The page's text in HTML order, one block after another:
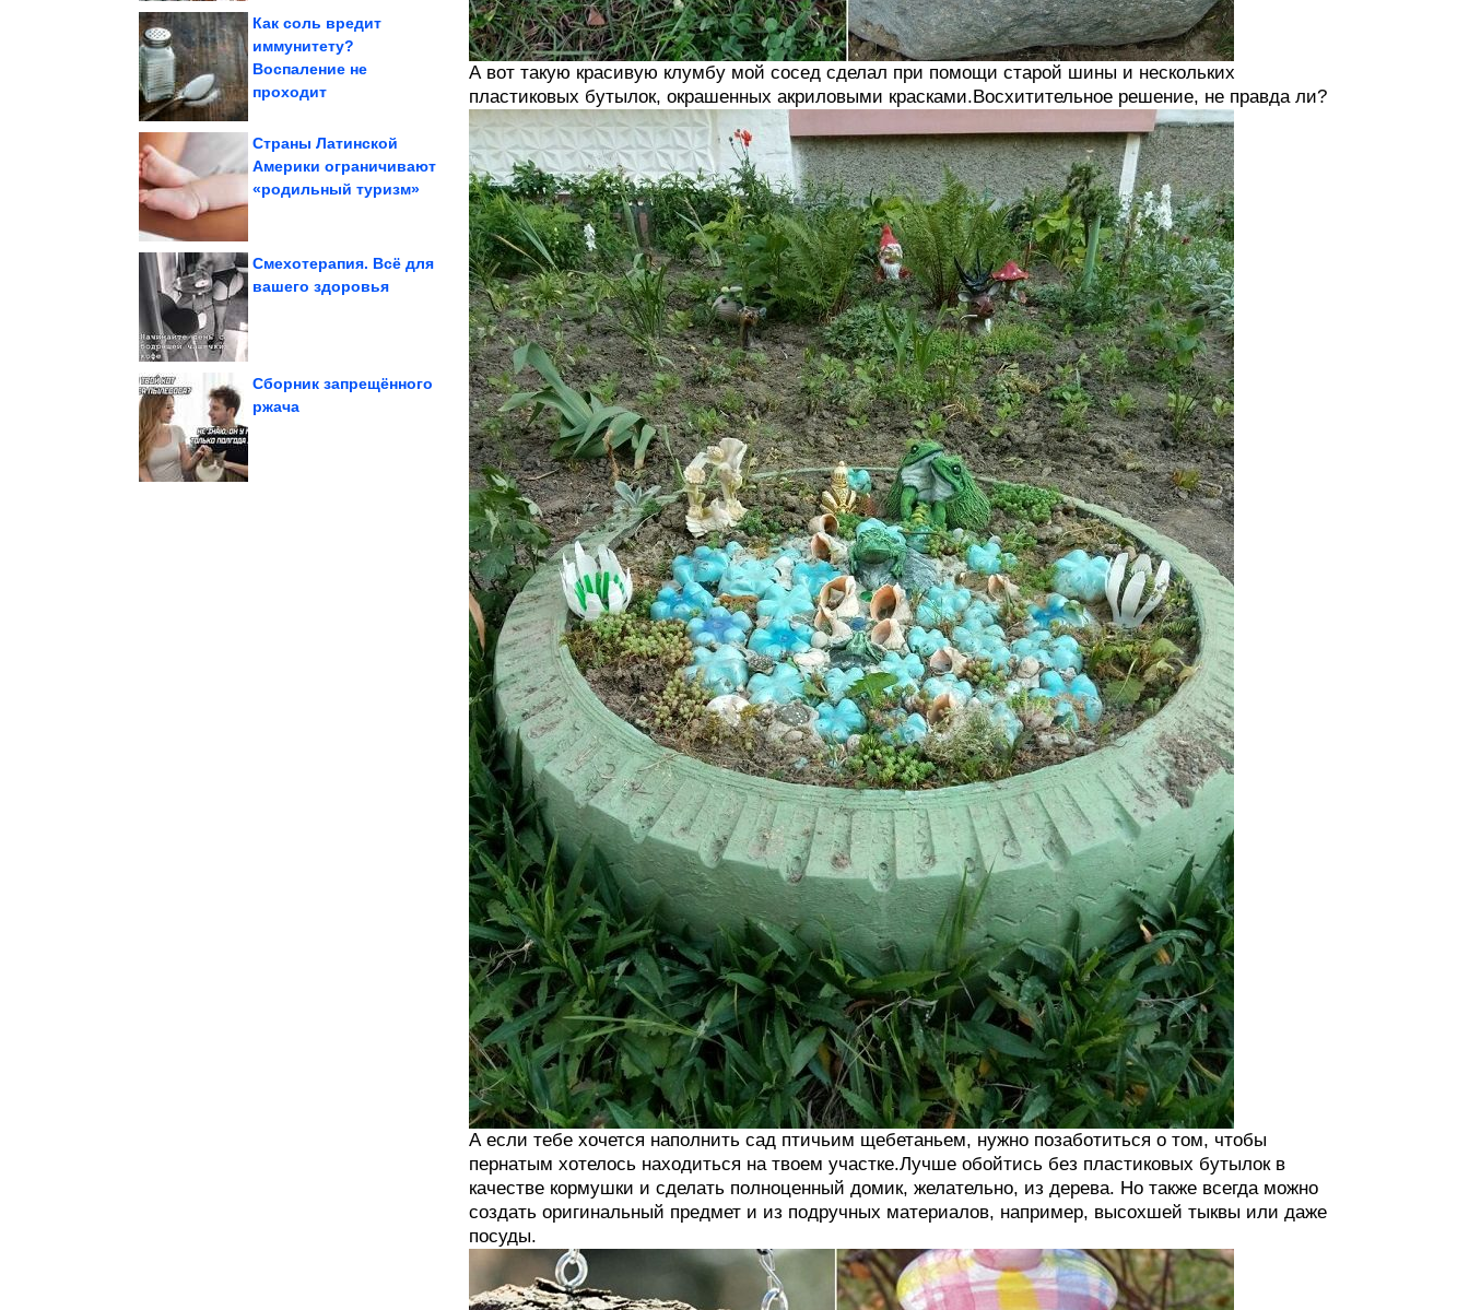
Как соль вредит
иммунитету?
Воспаление не
проходит
Страны Латинской
Америки ограничивают
«родильный туризм»
Смехотерапия. Всё для
вашего здоровья
Свежий сборник СМС-
Сборник запрещённого
ржача
А вот такую красивую клумбу мой сосед сделал при помощи старой шины и нескольких
пластиковых бутылок, окрашенных акриловыми красками.Восхитительное решение, не правда ли?
А если тебе хочется наполнить сад птичьим щебетаньем, нужно позаботиться о том, чтобы
пернатым хотелось находиться на твоем участке.Лучше обойтись без пластиковых бутылок в
качестве кормушки и сделать полноценный домик, желательно, из дерева. Но также всегда можно
создать оригинальный предмет и из подручных материалов, например, высохшей тыквы или даже
посуды.